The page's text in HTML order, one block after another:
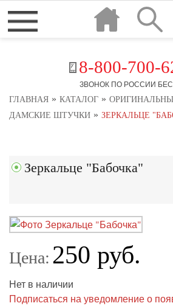
8-800-700-
ЗВОНОК ПО РОССИИ
ГЛАВНАЯ » КАТАЛОГ »
ДАМСКИЕ ШТУЧКИ » ЗЕРКАЛЬЦЕ
Зеркальце "Бабочка"
Цена: 250 руб.
Нет в наличии
Подписаться на уведомление о